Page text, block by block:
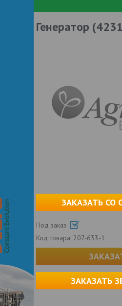
Генератор
ЗАКАЗАТЬ СО
Под заказ
Код товара: 207-633-1
ЗАКАЗАТЬ